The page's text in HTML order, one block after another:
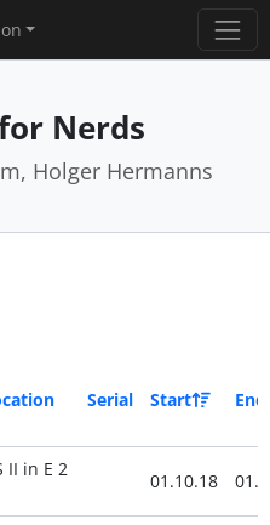
Nerds
Holger Hermanns
Serial Start End
II in E 2
01.10.18